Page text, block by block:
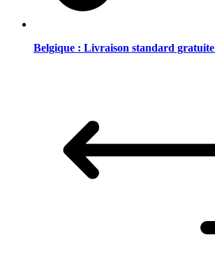
Belgique : Livraison standard gratuite